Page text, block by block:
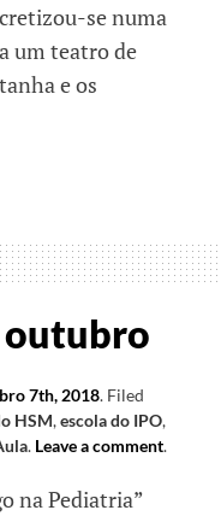
se numa
um teatro de
e os
outubro
7th, 2018. Filed
HSM,escola do IPO,
. Leave a comment.
na Pediatria”